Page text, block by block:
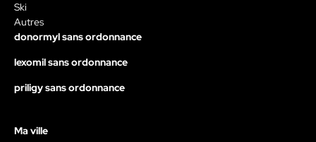
Ski
Autres
donormyl sans ordonnance
lexomil sans ordonnance
priligy sans ordonnance
Ma ville